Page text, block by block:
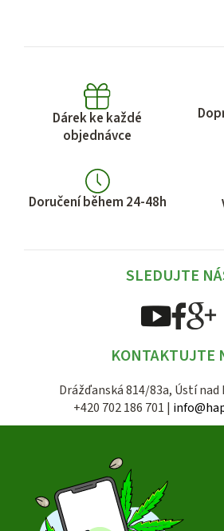
Dárek ke každé
objednávce
Doručení během 24-48h
SLEDUJTE
KONTAKTUJTE
Drážďanská 814/83a, Ústí nad
+420 702 186 701 |